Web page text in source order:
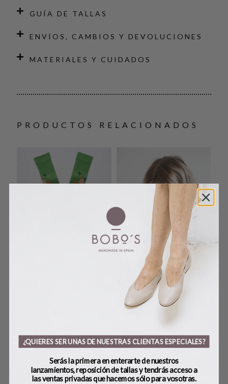
GUÍA DE TALLAS
ENVÍOS, CAMBIOS Y DEVOLUCIONES
MATERIALES Y CUIDADOS
PRODUCTOS RELACIONADOS
COLLAR PIEDRA
¿QUIERES SER UNAS DE NUESTRAS CLIENTAS ESPECIALES?
Serás la primera en enterarte de nuestros
lanzamientos, reposición de tallas y tendrás acceso a
las ventas privadas que hacemos sólo para vosotras.